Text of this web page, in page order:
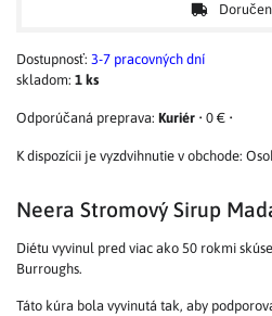
Dostupnosť: 3-7 pracovných dní
skladom: 1 ks
Kuriér • 0 € •
Neera Stromový Sirup
Diétu vyvinul pred viac ako 50 rokmi
Burroughs.
Táto kúra bola vyvinutá tak, aby